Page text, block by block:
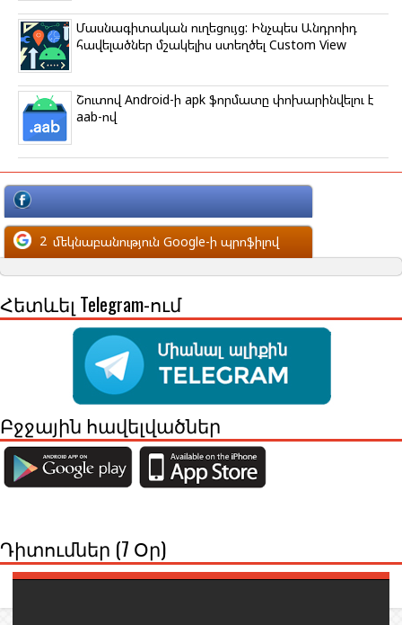
Մասնագիտական ուղեցույց: Ինչպես Անդրոիդ
հավելածներ մշակելիս ստեղծել Custom View
Շուտով Android-ի apk ֆորմատը փոխարինվելու է
aab-ով
մեկնաբանություն Facebook-ի պրոֆիլով
2 մեկնաբանություն Google-ի պրոֆիլով
Հետևել Telegram-ում
Բջջային հավելվածներ
Դիտումներ (7 Օր)